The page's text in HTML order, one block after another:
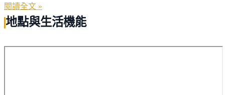
3C、大盤大商場等。
閱讀全文 »
地點與生活機能